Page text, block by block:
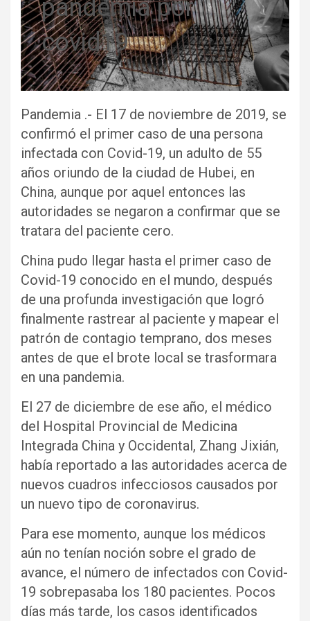
pandemia por
covid19
Pandemia .- El 17 de noviembre de 2019, se
confirmó el primer caso de una persona
infectada con Covid-19, un adulto de 55
años oriundo de la ciudad de Hubei, en
China, aunque por aquel entonces las
autoridades se negaron a confirmar que se
tratara del paciente cero.
China pudo llegar hasta el primer caso de
Covid-19 conocido en el mundo, después
de una profunda investigación que logró
finalmente rastrear al paciente y mapear el
patrón de contagio temprano, dos meses
antes de que el brote local se trasformara
en una pandemia.
El 27 de diciembre de ese año, el médico
del Hospital Provincial de Medicina
Integrada China y Occidental, Zhang Jixián,
había reportado a las autoridades acerca de
nuevos cuadros infecciosos causados por
un nuevo tipo de coronavirus.
Para ese momento, aunque los médicos
aún no tenían noción sobre el grado de
avance, el número de infectados con Covid-
19 sobrepasaba los 180 pacientes. Pocos
días más tarde, los casos identificados